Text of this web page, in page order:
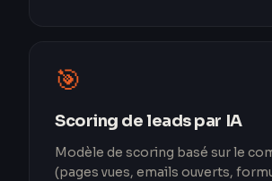
🎯
Scoring de leads par IA
Modèle de scoring basé sur le
(pages vues, emails ouverts,